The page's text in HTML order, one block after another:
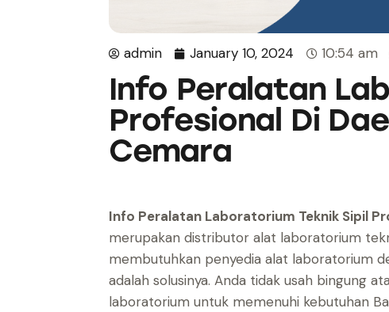
admin January 10, 2024 10:54 am
Info Peralatan
Profesional Di
Cemara
Info Peralatan Laboratorium Teknik Sipil
merupakan distributor alat laboratorium
membutuhkan penyedia alat laboratorium
adalah solusinya. Anda tidak usah bingung
laboratorium untuk memenuhi kebutuhan